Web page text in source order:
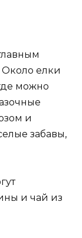
елки
можно
и
забавы,
и чай из